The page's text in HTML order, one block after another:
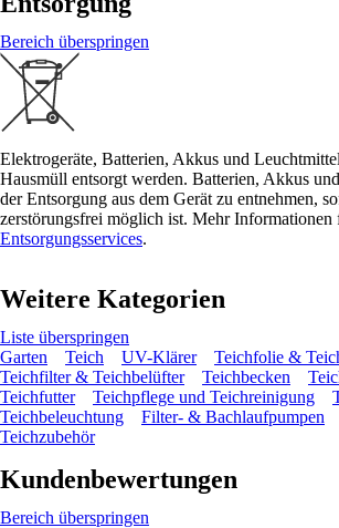
Bereich überspringen
Elektrogeräte, Batterien, Akkus und
Hausmüll entsorgt werden. Batterien, Akkus
der Entsorgung aus dem Gerät zu entnehmen,
zerstörungsfrei möglich ist. Mehr Informationen
Entsorgungsservices.
Weitere Kategorien
Liste überspringen
Garten
Teich UV-Klärer
Teichfolie &
Teichfilter & Teichbelüfter
Teichbecken
Teichfutter
Teichpflege und Teichreinigung
Teichbeleuchtung
Filter- & Bachlaufpumpen
Teichzubehör
Kundenbewertungen
Bereich überspringen